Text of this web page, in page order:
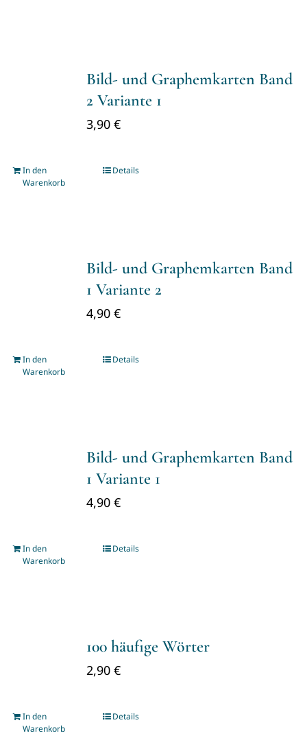
Bild- und Graphemkarten Band
2 Variante 1
3,90 €
In den
Warenkorb
Details
Bild- und Graphemkarten Band
1 Variante 2
4,90 €
In den
Warenkorb
Details
Bild- und Graphemkarten Band
1 Variante 1
4,90 €
In den
Warenkorb
Details
100 häufige Wörter
2,90 €
In den
Warenkorb
Details